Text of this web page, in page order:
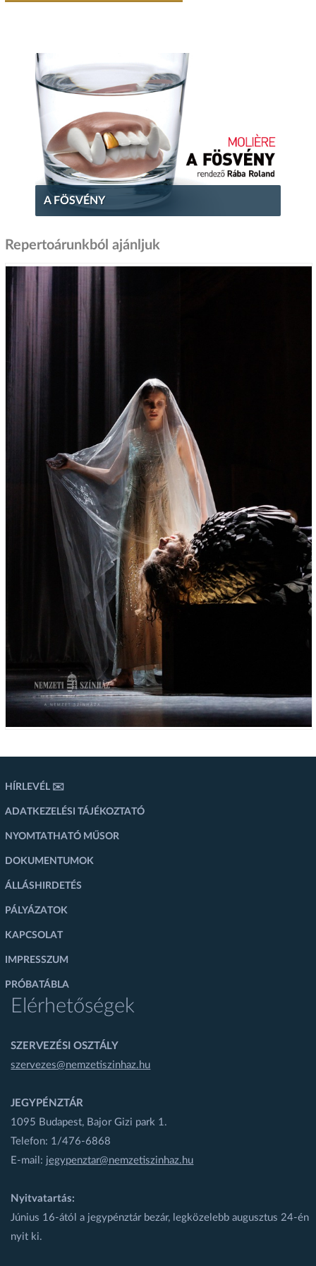
A FÖSVÉNY
Repertoárunkból ajánljuk
HÍRLEVÉL ✉️
ADATKEZELÉSI TÁJÉKOZTATÓ
NYOMTATHATÓ MŰSOR
DOKUMENTUMOK
ÁLLÁSHIRDETÉS
PÁLYÁZATOK
KAPCSOLAT
IMPRESSZUM
PRÓBATÁBLA
Elérhetőségek
SZERVEZÉSI OSZTÁLY
szervezes@nemzetiszinhaz.hu
JEGYPÉNZTÁR
1095 Budapest, Bajor Gizi park 1.
Telefon: 1/476-6868
E-mail: jegypenztar@nemzetiszinhaz.hu
Nyitvatartás:
Június 16-ától a jegypénztár bezár, legközelebb augusztus 24-én
nyit ki.